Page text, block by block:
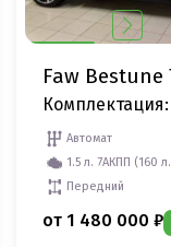
Faw Bestune
Автомат
1.5 л. 7АКПП (160
Передний
от 1 480 000 ₽